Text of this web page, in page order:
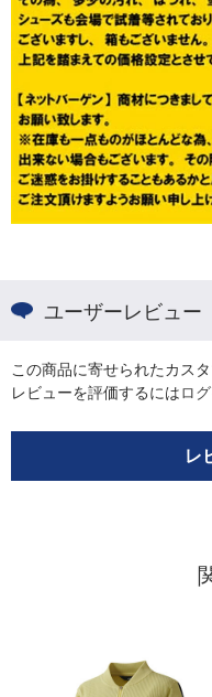
ユーザーレビュー
この商品に寄せられたカス
レビューを評価するにはロ
レ